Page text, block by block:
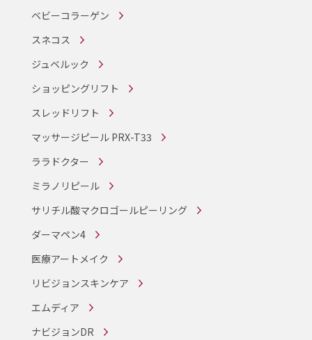
ベビーコラーゲン
スネコス
ジュベルック
ショッピングリフト
スレッドリフト
マッサージピール PRX-T33
ララドクター
ミラノリピール
サリチル酸マクロゴールピーリング
ダーマペン4
医療アートメイク
リビジョンスキンケア
エムディア
ナビジョンDR